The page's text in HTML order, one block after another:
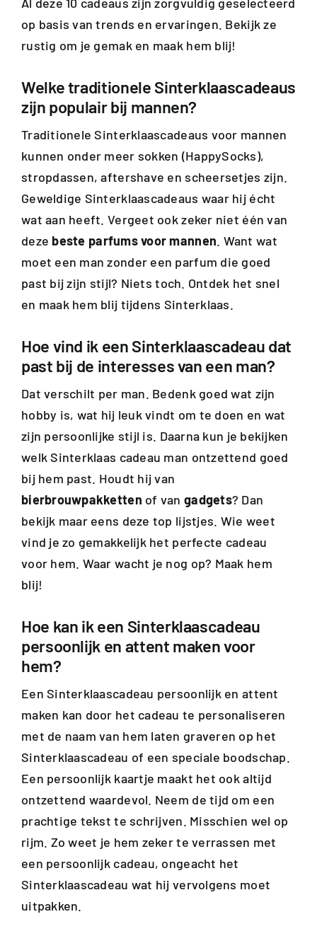
op basis van trends en ervaringen. Bekijk ze
rustig om je gemak en maak hem blij!
Welke traditionele Sinterklaascadeaus
zijn populair bij mannen?
Traditionele Sinterklaascadeaus voor mannen
kunnen onder meer sokken (HappySocks),
stropdassen, aftershave en scheersetjes zijn.
Geweldige Sinterklaascadeaus waar hij écht
wat aan heeft. Vergeet ook zeker niet één van
deze beste parfums voor mannen. Want wat
moet een man zonder een parfum die goed
past bij zijn stijl? Niets toch. Ontdek het snel
en maak hem blij tijdens Sinterklaas.
Hoe vind ik een Sinterklaascadeau dat
past bij de interesses van een man?
Dat verschilt per man. Bedenk goed wat zijn
hobby is, wat hij leuk vindt om te doen en wat
zijn persoonlijke stijl is. Daarna kun je bekijken
welk Sinterklaas cadeau man ontzettend goed
bij hem past. Houdt hij van
bierbrouwpakketten of vangadgets? Dan
bekijk maar eens deze top lijstjes. Wie weet
vind je zo gemakkelijk het perfecte cadeau
voor hem. Waar wacht je nog op? Maak hem
blij!
Hoe kan ik een Sinterklaascadeau
persoonlijk en attent maken voor
hem?
Een Sinterklaascadeau persoonlijk en attent
maken kan door het cadeau te personaliseren
met de naam van hem laten graveren op het
Sinterklaascadeau of een speciale boodschap.
Een persoonlijk kaartje maakt het ook altijd
ontzettend waardevol. Neem de tijd om een
prachtige tekst te schrijven. Misschien wel op
rijm. Zo weet je hem zeker te verrassen met
een persoonlijk cadeau, ongeacht het
Sinterklaascadeau wat hij vervolgens moet
uitpakken.